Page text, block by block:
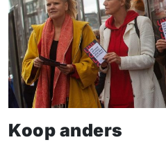
Koop anders